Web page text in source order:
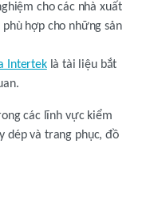
cho các nhà xuất
hợp cho những sản
Interteklà tài liệu bắt
các lĩnh vực kiểm
dép và trang phục, đồ